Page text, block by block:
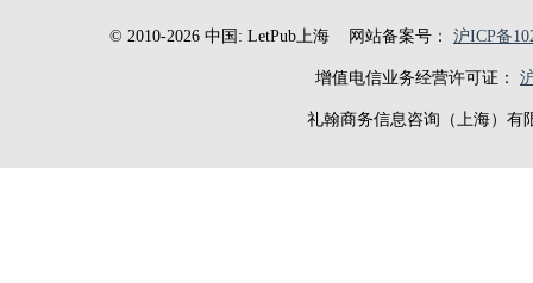
© 2010-2026 中国: LetPub上海网站备案号： 沪ICP备
增值电信业务经营许可证：
礼翰商务信息咨询（上海）